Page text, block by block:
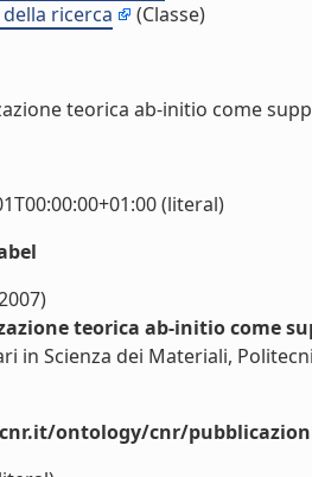
ricerca
(Classe)
teorica ab-initio come
(literal)
teorica ab-initio come
in Scienza dei Materiali,
ontology/cnr/